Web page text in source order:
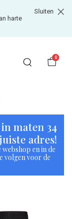
harte
Sluiten
0
maten 34
adres!
en in de
volgen voor de